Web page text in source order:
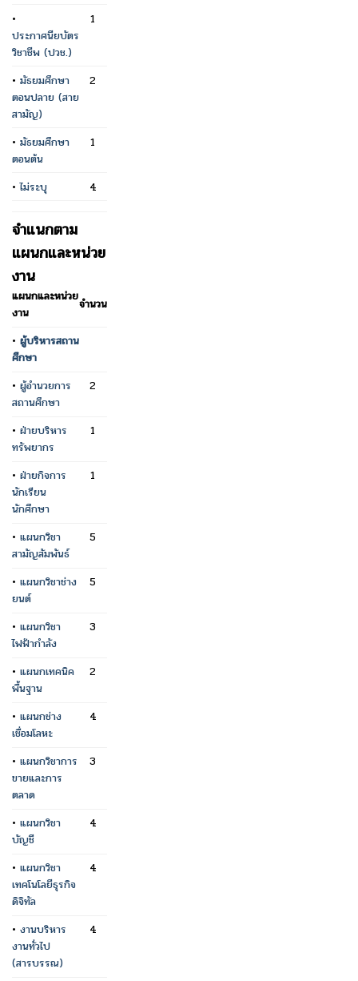
•
ประกาศนียบัตร
วิชาชีพ (ปวช.)
1
• มัธยมศึกษา
ตอนปลาย (สาย
สามัญ)
2
• มัธยมศึกษา
ตอนต้น
1
•ไม่ระบุ 4
จำแนกตาม
แผนกและหน่วย
งาน
แผนกและหน่วย
งาน
จำนวน
• ผู้บริหารสถาน
ศึกษา
• ผู้อำนวยการ
สถานศึกษา
2
• ฝ่ายบริหาร
ทรัพยากร
1
• ฝ่ายกิจการ
นักเรียน
นักศึกษา
1
• แผนกวิชา
สามัญสัมพันธ์
5
• แผนกวิชาช่าง
ยนต์
5
• แผนกวิชา
ไฟฟ้ากำลัง
3
• แผนกเทคนิค
พื้นฐาน
2
• แผนกช่าง
เชื่อมโลหะ
4
• แผนกวิชาการ
ขายและการ
ตลาด
3
• แผนกวิชา
บัญชี
4
• แผนกวิชา
เทคโนโลยีธุรกิจ
ดิจิทัล
4
• งานบริหาร
งานทั่วไป
(สารบรรณ)
4